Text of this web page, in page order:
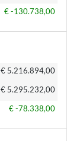
€ -130.738,00
€ 5.216.894,00
€ 5.295.232,00
€ -78.338,00